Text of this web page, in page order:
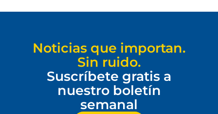
Noticias que importan.
Sin ruido.
Suscríbete gratis a
nuestro boletín
semanal